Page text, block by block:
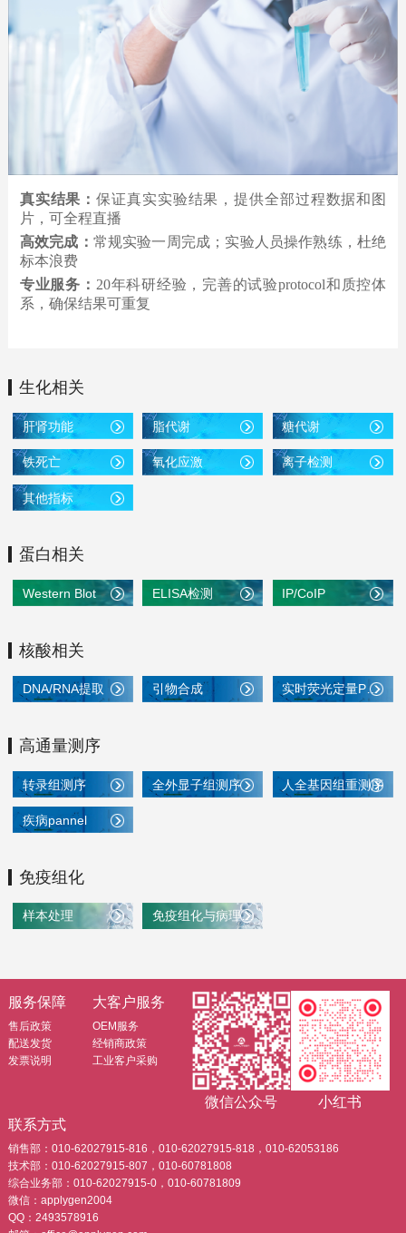
真实结果：保证真实实验结果，提供全部过程数据和图
片，可全程直播
高效完成： 常规实验一周完成；实验人员操作熟练，杜绝
标本浪费
专业服务： 20年科研经验，完善的试验protocol和质控体
系，确保结果可重复
生化相关
肝肾功能 脂代谢 糖代谢
铁死亡 氧化应激 离子检测
其他指标
蛋白相关
Western Blot ELISA检测 IP/CoIP
核酸相关
DNA/RNA提取 引物合成 实时荧光定量PCR
高通量测序
转录组测序 全外显子组测序 人全基因组重测序
疾病pannel
免疫组化
样本处理 免疫组化与病理染色
服务保障
售后政策
配送发货
发票说明
大客户服务
OEM服务
经销商政策
工业客户采购
微信公众号
小红书
联系方式
销售部：010-62027915-816，010-62027915-818，010-62053186
技术部：010-62027915-807，010-60781808
综合业务部：010-62027915-0，010-60781809
微信：applygen2004
QQ：2493578916